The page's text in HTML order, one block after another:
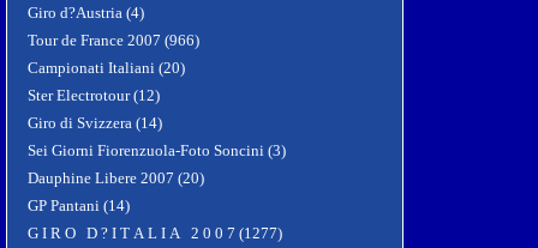
Giro d?Austria (4)
Tour de France 2007 (966)
Campionati Italiani (20)
Ster Electrotour (12)
Giro di Svizzera (14)
Sei Giorni Fiorenzuola-Foto Soncini (3)
Dauphine Libere 2007 (20)
GP Pantani (14)
G I R O D ? I T A L I A 2 0 0 7 (1277)